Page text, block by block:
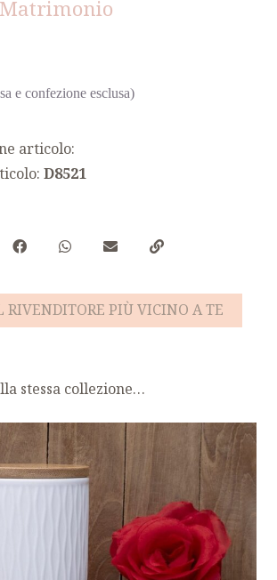
e confezione esclusa)
articolo:
D8521
RIVENDITORE PIÙ VICINO A TE
stessa collezione…